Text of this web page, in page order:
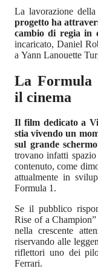
La lavorazione della
progetto ha
cambio di regia in
incaricato, Daniel
a Yann Lanouette
La Formula
il cinema
Il film dedicato a
stia vivendo un
sul grande schermo
trovano infatti
contenuto, come
attualmente in
Formula 1.
Se il pubblico
Rise of a
nella crescente
riservando alle
riflettori uno dei
Ferrari.